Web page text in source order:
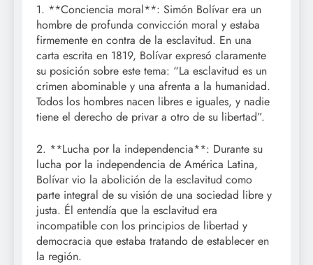
1. **Conciencia moral**: Simón Bolívar era un
hombre de profunda convicción moral y estaba
firmemente en contra de la esclavitud. En una
carta escrita en 1819, Bolívar expresó claramente
su posición sobre este tema: “La esclavitud es un
crimen abominable y una afrenta a la humanidad.
Todos los hombres nacen libres e iguales, y nadie
tiene el derecho de privar a otro de su libertad”.
2. **Lucha por la independencia**: Durante su
lucha por la independencia de América Latina,
Bolívar vio la abolición de la esclavitud como
parte integral de su visión de una sociedad libre y
justa. Él entendía que la esclavitud era
incompatible con los principios de libertad y
democracia que estaba tratando de establecer en
la región.